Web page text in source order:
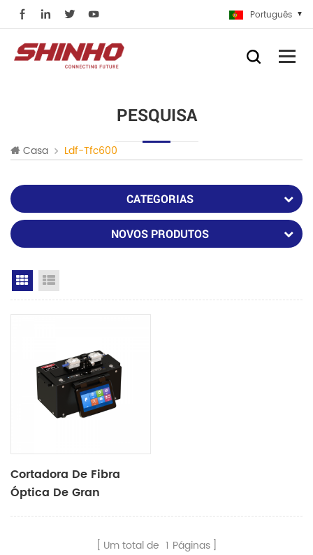
Português
PESQUISA
Casa Ldf-Tfc600
CATEGORIAS
NOVOS PRODUTOS
Grid View
Cortadora De Fibra
Óptica De Gran
Diámetro LDC-100
Um total de 1 Páginas